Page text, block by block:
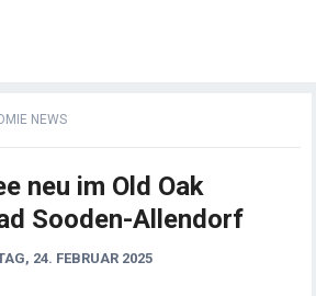
NEWS
neu im Old Oak
Sooden-Allendorf
24. FEBRUAR 2025